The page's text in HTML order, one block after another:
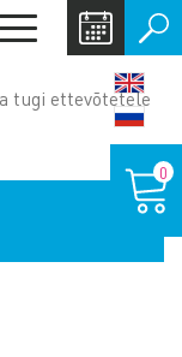
Toggle
navigation
tugi ettevõtetele
0